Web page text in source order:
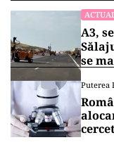
A3,
se
Puterea